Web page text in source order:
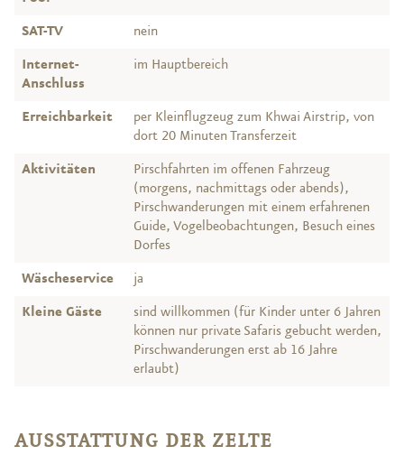
SAT-TV nein
Internet-
Anschluss
im Hauptbereich
Erreichbarkeit
per Kleinflugzeug zum Khwai Airstrip, von
dort 20 Minuten Transferzeit
Aktivitäten
Pirschfahrten im offenen Fahrzeug
(morgens, nachmittags oder abends),
Pirschwanderungen mit einem erfahrenen
Guide, Vogelbeobachtungen, Besuch eines
Dorfes
Wäscheservice ja
Kleine Gäste
sind willkommen (für Kinder unter 6 Jahren
können nur private Safaris gebucht werden,
Pirschwanderungen erst ab 16 Jahre
erlaubt)
AUSSTATTUNG DER ZELTE